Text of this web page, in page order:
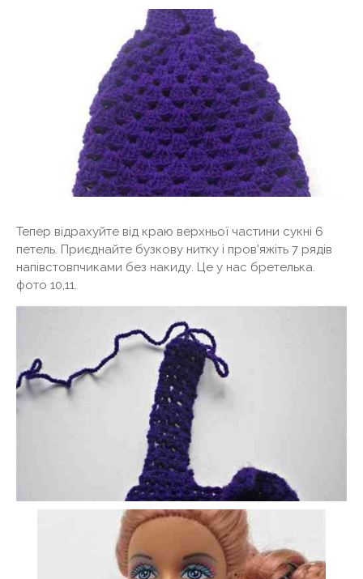
Тепер відрахуйте від краю верхньої частини сукні 6
петель. Приєднайте бузкову нитку і пров'яжіть 7 рядів
напівстовпчиками без накиду. Це у нас бретелька.
фото 10,11.